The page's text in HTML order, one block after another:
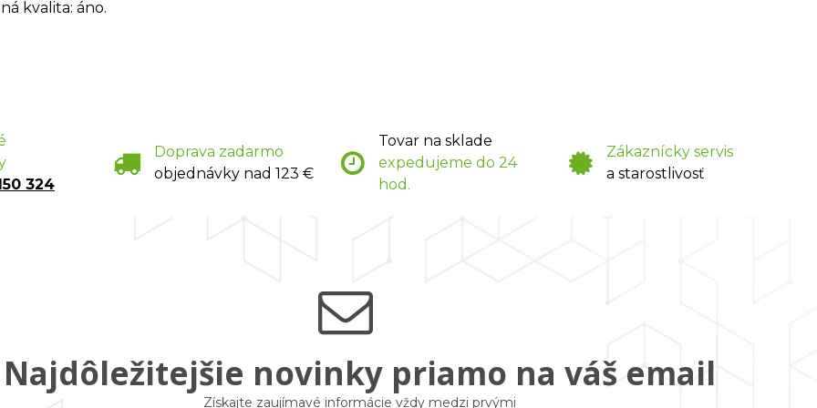
kvalita: áno.
324
Doprava zadarmo
objednávky nad 123 €
Tovar na sklade
expedujeme do 24
hod.
Zákaznícky servis
a starostlivosť
Najdôležitejšie novinky priamo na váš email
Získajte zaujímavé informácie vždy medzi prvými